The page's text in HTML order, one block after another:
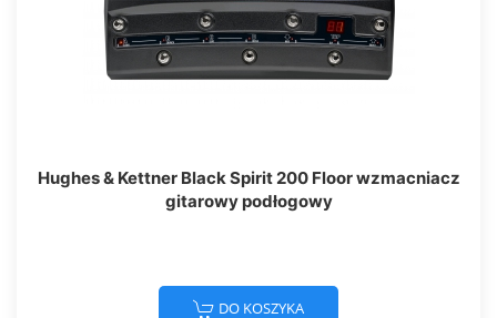
Hughes & Kettner Black Spirit 200 Floor wzmacniacz
gitarowy podłogowy
DO KOSZYKA